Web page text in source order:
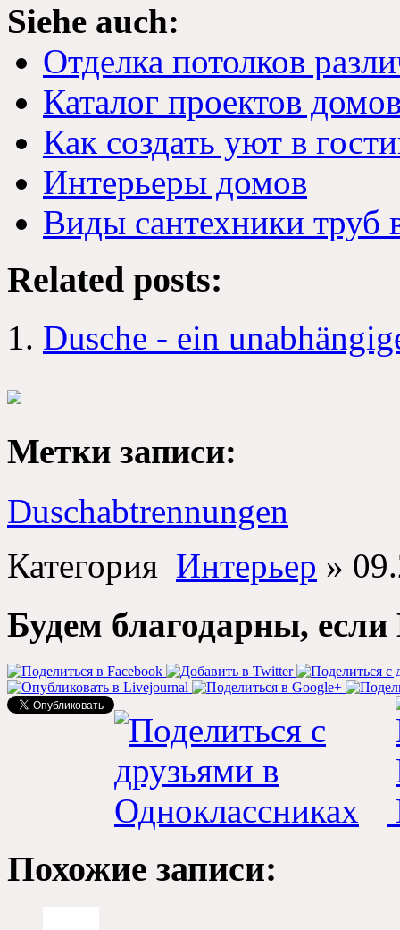
Siehe auch:
Отделка потолков
Каталог проектов
Как создать уют в
Интерьеры домов
Виды сантехники труб
Related posts:
Dusche - ein
Метки записи:
Duschabtrennungen
Категория Интерьер »
Будем благодарны, если
Похожие записи: